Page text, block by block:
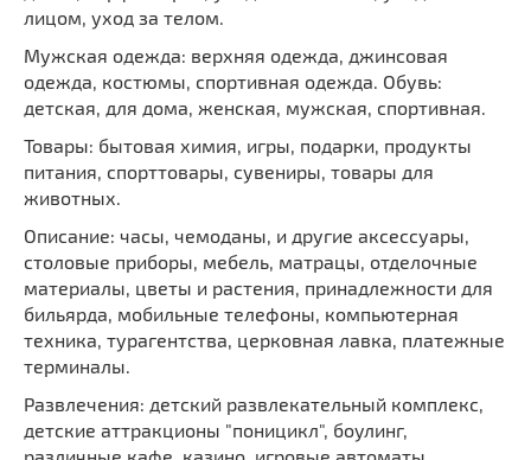
лицом, уход за телом.
Мужская одежда: верхняя одежда, джинсовая
одежда, костюмы, спортивная одежда. Обувь:
детская, для дома, женская, мужская, спортивная.
Товары: бытовая химия, игры, подарки, продукты
питания, спорттовары, сувениры, товары для
животных.
Описание: часы, чемоданы, и другие аксессуары,
столовые приборы, мебель, матрацы, отделочные
материалы, цветы и растения, принадлежности для
бильярда, мобильные телефоны, компьютерная
техника, турагентства, церковная лавка, платежные
терминалы.
Развлечения: детский развлекательный комплекс,
детские аттракционы "поницикл", боулинг,